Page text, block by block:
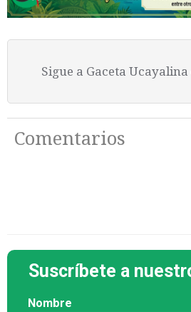
Sigue a Gaceta Ucayalina
Comentarios
Suscríbete a
Nombre